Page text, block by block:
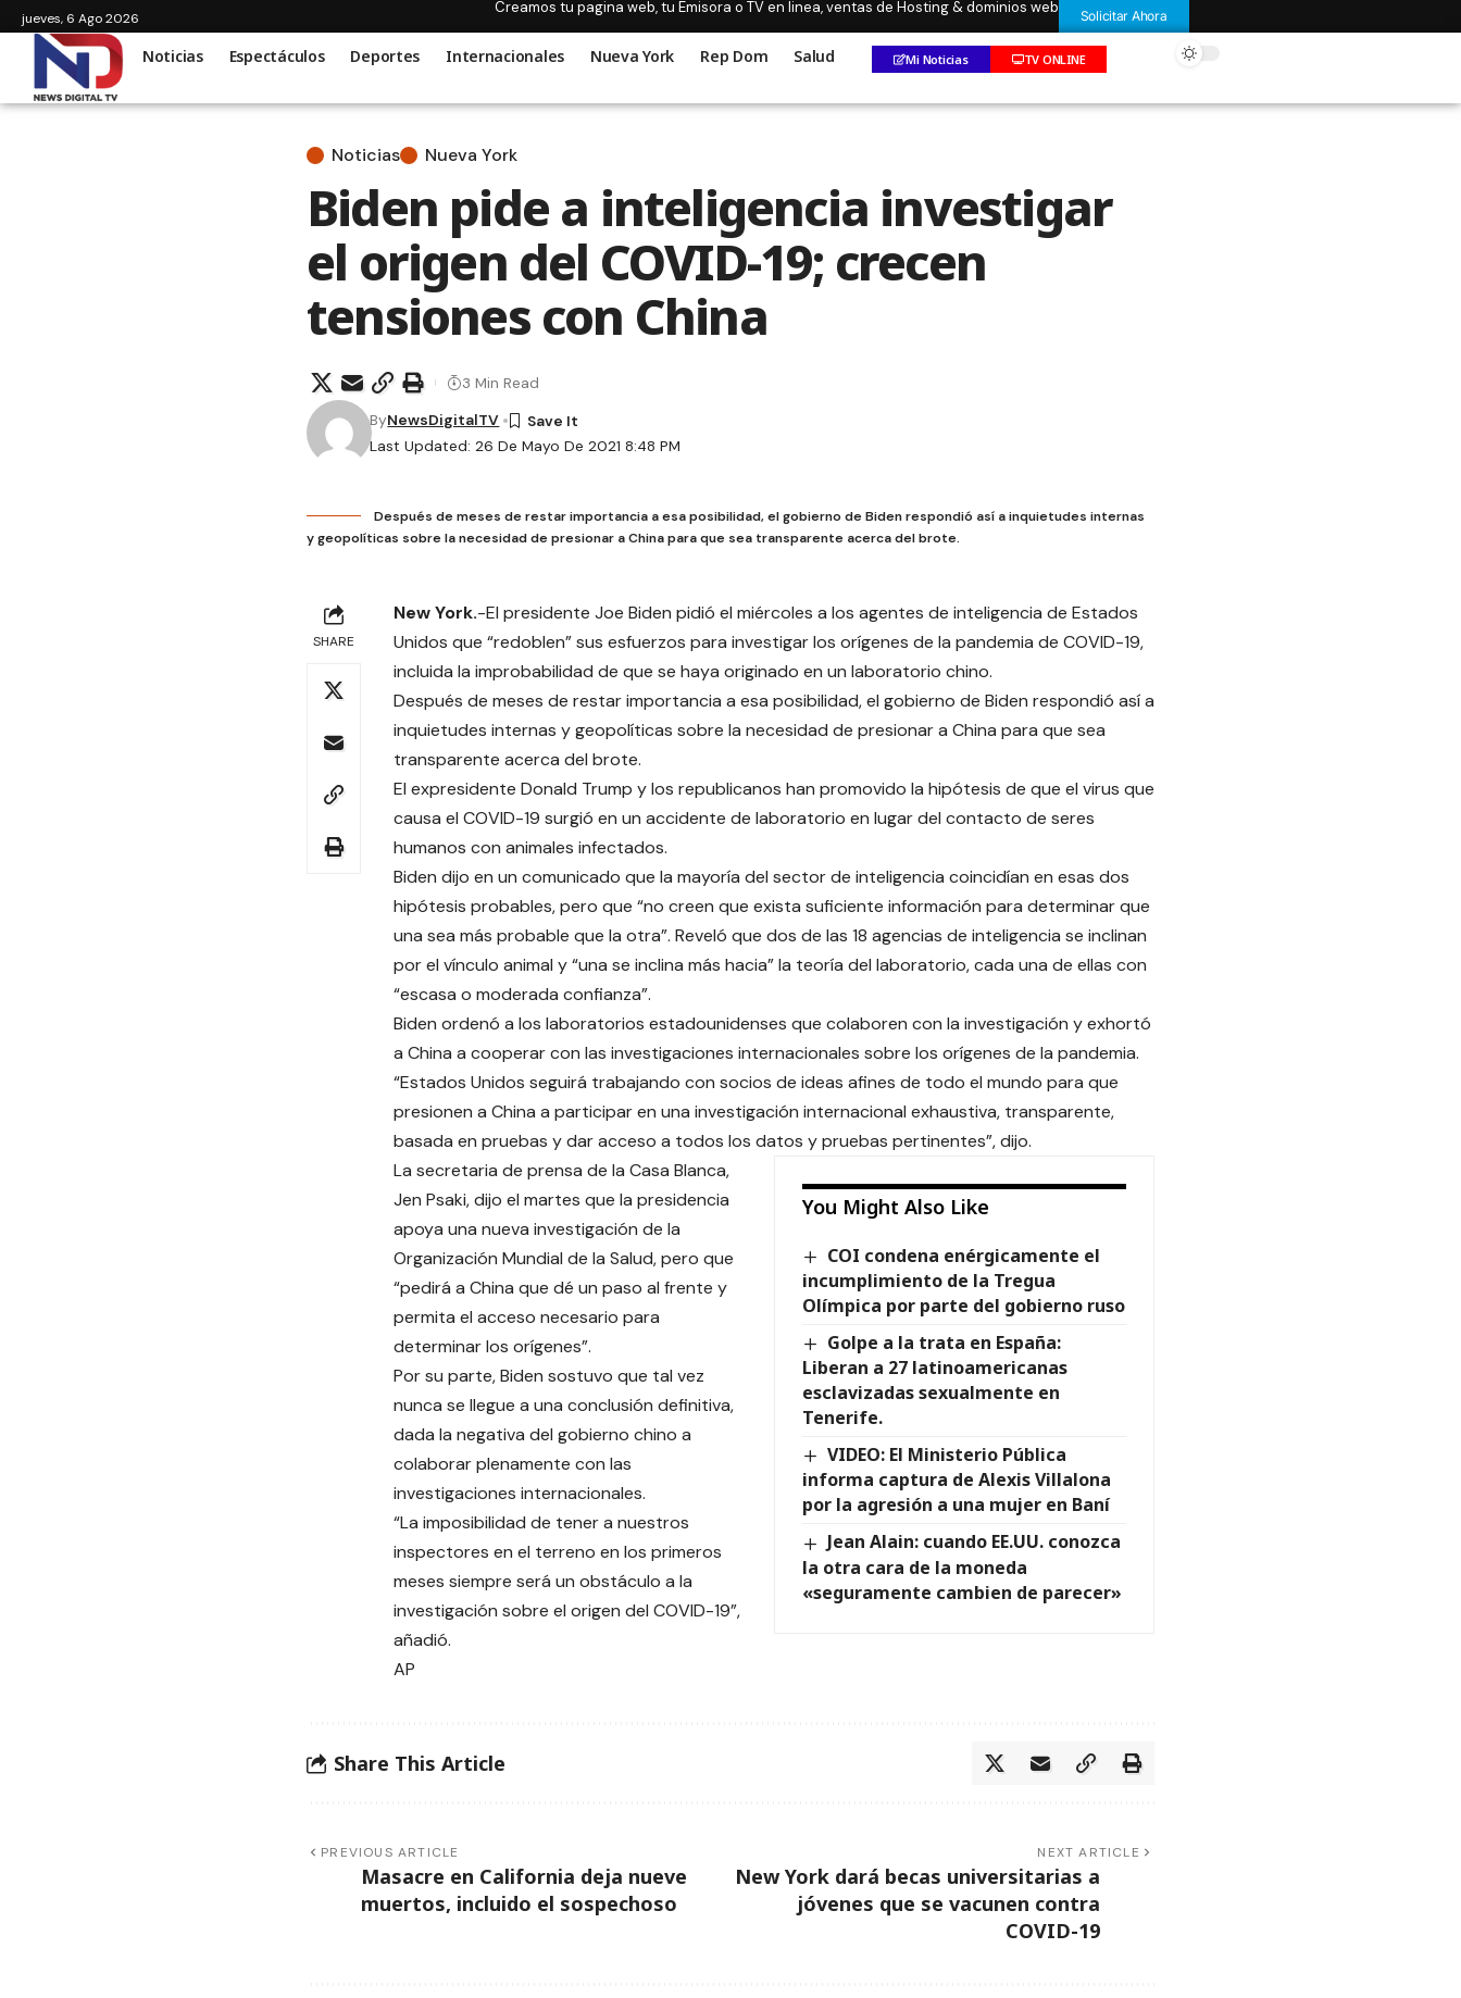
jueves, 6 Ago 2026
Creamos tu pagina web, tu Emisora o TV en linea, ventas de Hosting & dominios web Solicitar Ahora
Noticias Espectáculos Deportes Internacionales Nueva York Rep Dom Salud Mi Noticias TV ONLINE
Noticias Nueva York
Biden pide a inteligencia investigar
el origen del COVID-19; crecen
tensiones con China
Last Updated: 26 De Mayo De 2021 8:48 PM
ByNewsDigitalTV
3 Min Read
Después de meses de restar importancia a esa posibilidad, el gobierno de Biden respondió así a inquietudes internas
y geopolíticas sobre la necesidad de presionar a China para que sea transparente acerca del brote.
SHARE
New York.-El presidente Joe Biden pidió el miércoles a los agentes de inteligencia de Estados
Unidos que “redoblen” sus esfuerzos para investigar los orígenes de la pandemia de COVID-19,
incluida la improbabilidad de que se haya originado en un laboratorio chino.
Después de meses de restar importancia a esa posibilidad, el gobierno de Biden respondió así a
inquietudes internas y geopolíticas sobre la necesidad de presionar a China para que sea
transparente acerca del brote.
El expresidente Donald Trump y los republicanos han promovido la hipótesis de que el virus que
causa el COVID-19 surgió en un accidente de laboratorio en lugar del contacto de seres
humanos con animales infectados.
Biden dijo en un comunicado que la mayoría del sector de inteligencia coincidían en esas dos
hipótesis probables, pero que “no creen que exista suficiente información para determinar que
una sea más probable que la otra”. Reveló que dos de las 18 agencias de inteligencia se inclinan
por el vínculo animal y “una se inclina más hacia” la teoría del laboratorio, cada una de ellas con
“escasa o moderada confianza”.
Biden ordenó a los laboratorios estadounidenses que colaboren con la investigación y exhortó
a China a cooperar con las investigaciones internacionales sobre los orígenes de la pandemia.
“Estados Unidos seguirá trabajando con socios de ideas afines de todo el mundo para que
presionen a China a participar en una investigación internacional exhaustiva, transparente,
basada en pruebas y dar acceso a todos los datos y pruebas pertinentes”, dijo.
You Might Also Like
COI condena enérgicamente el
incumplimiento de la Tregua
Olímpica por parte del gobierno ruso
Golpe a la trata en España:
Liberan a 27 latinoamericanas
esclavizadas sexualmente en
Tenerife.
VIDEO: El Ministerio Pública
informa captura de Alexis Villalona
por la agresión a una mujer en Baní
Jean Alain: cuando EE.UU. conozca
la otra cara de la moneda
«seguramente cambien de parecer»
La secretaria de prensa de la Casa Blanca,
Jen Psaki, dijo el martes que la presidencia
apoya una nueva investigación de la
Organización Mundial de la Salud, pero que
“pedirá a China que dé un paso al frente y
permita el acceso necesario para
determinar los orígenes”.
Por su parte, Biden sostuvo que tal vez
nunca se llegue a una conclusión definitiva,
dada la negativa del gobierno chino a
colaborar plenamente con las
investigaciones internacionales.
“La imposibilidad de tener a nuestros
inspectores en el terreno en los primeros
meses siempre será un obstáculo a la
investigación sobre el origen del COVID-19”,
añadió.
AP
Share This Article
PREVIOUS ARTICLE
Masacre en California deja nueve
muertos, incluido el sospechoso
NEXT ARTICLE
New York dará becas universitarias a
jóvenes que se vacunen contra
COVID-19